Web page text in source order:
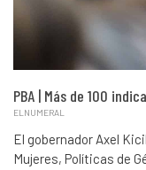
PBA | Más de 100
ELNUMERAL
El gobernador Axel
Mujeres, Políticas de